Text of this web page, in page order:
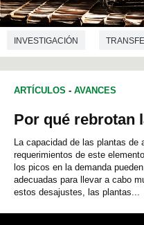
INVESTIGACIÓN
ARTE HISTORIA
FILOLOGIA LITERATURA
ANTROPOLOGÍA
CRIMINOLOGÍA
ARTÍCULOS - AVANCES
Por qué rebrotan
La capacidad de las plantas de
requerimientos de este
los picos en la demanda
adecuadas para llevar a cabo
estos desajustes, las plantas...